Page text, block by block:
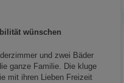
wünschen
und zwei Bäder
ganze Familie. Die kluge
mit ihren Lieben Freizeit